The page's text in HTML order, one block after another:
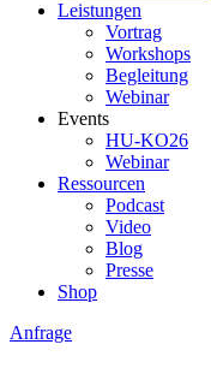
Leistungen
Vortrag
Workshops
Begleitung
Webinar
Events
HU-KO26
Webinar
Ressourcen
Podcast
Video
Blog
Presse
Shop
Anfrage